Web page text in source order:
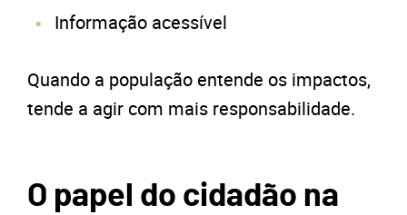
Informação acessível
Quando a população entende os impactos,
tende a agir com mais responsabilidade.
O papel do cidadão na